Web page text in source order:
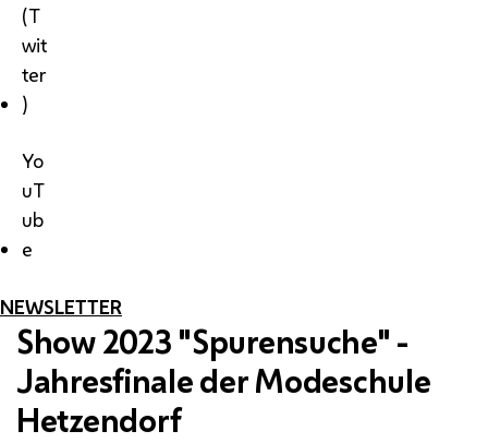
(T
wit
ter
)
Yo
uT
ub
e
NEWSLETTER
Show 2023 "Spurensuche" -
Jahresfinale der Modeschule
Hetzendorf